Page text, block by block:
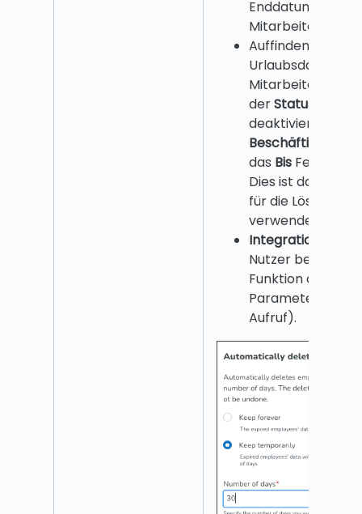
Enddatum der
Auffinden des
Urlaubsdatums
Mitarbeiterprofil,
derStatus
deaktivieren Sie
Beschäftigt
das Bis Feld zu
Dies ist das
für die Löschung
verwendet wird.
Integrationen:
Nutzer
Funktion den
Parameter
Aufruf).